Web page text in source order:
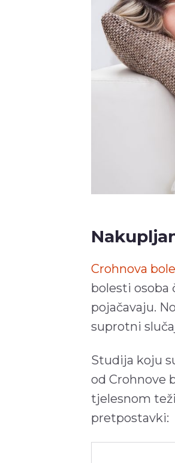
Crohnova
bolesti osoba
pojačavaju.
suprotni
Studija koju
od Crohnove
tjelesnom
pretpostavki: